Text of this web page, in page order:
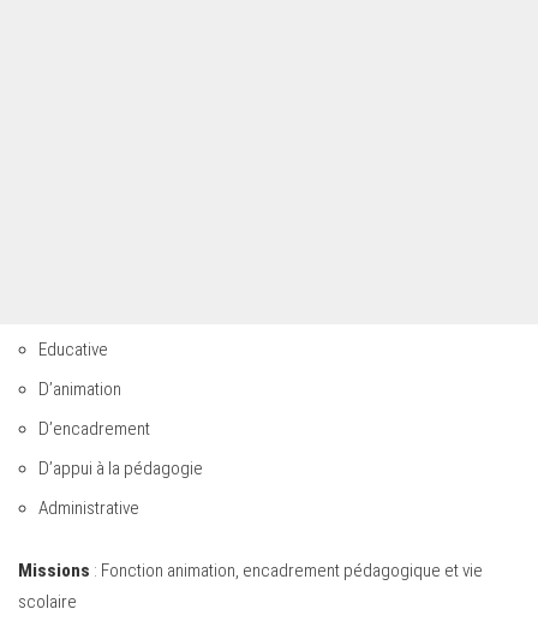
Educative
D’animation
D’encadrement
D’appui à la pédagogie
Administrative
Missions : Fonction animation, encadrement pédagogique et vie
scolaire